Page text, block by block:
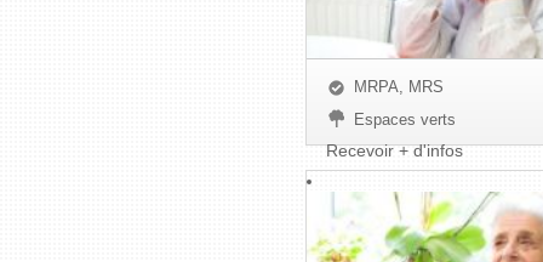
MRPA, MRS
Espaces verts
Recevoir + d'infos